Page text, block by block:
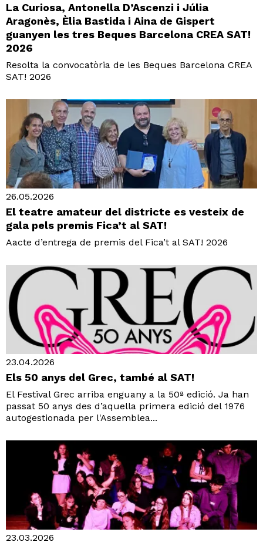
La Curiosa, Antonella D’Ascenzi i Júlia
Aragonès, Èlia Bastida i Aina de Gispert
guanyen les tres Beques Barcelona CREA SAT!
2026
Resolta la convocatòria de les Beques Barcelona CREA
SAT! 2026
26.05.2026
El teatre amateur del districte es vesteix de
gala pels premis Fica’t al SAT!
Aacte d’entrega de premis del Fica’t al SAT! 2026
23.04.2026
Els 50 anys del Grec, també al SAT!
El Festival Grec arriba enguany a la 50ª edició. Ja han
passat 50 anys des d’aquella primera edició del 1976
autogestionada per l'Assemblea...
23.03.2026